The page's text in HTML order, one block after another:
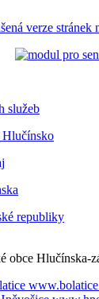
verze stránek
služeb
Hlučínsko
republiky
obce Hlučínska-